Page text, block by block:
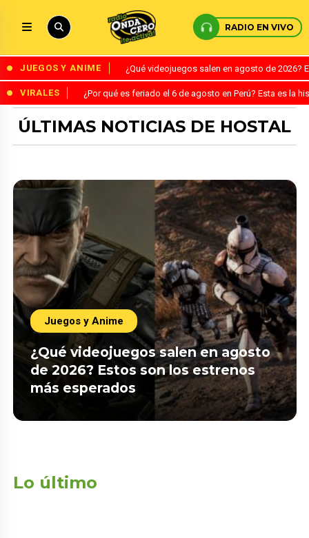
RADIO EN VIVO
JUEGOS Y ANIME ¿Qué videojuegos salen en agosto de
VIRALES ¿Por qué es feriado el 6 de agosto en Perú? Esta es la
ÚLTIMAS NOTICIAS DE HOSTAL
Juegos y Anime
¿Qué videojuegos salen en agosto
de 2026? Estos son los estrenos
más esperados
Lo último